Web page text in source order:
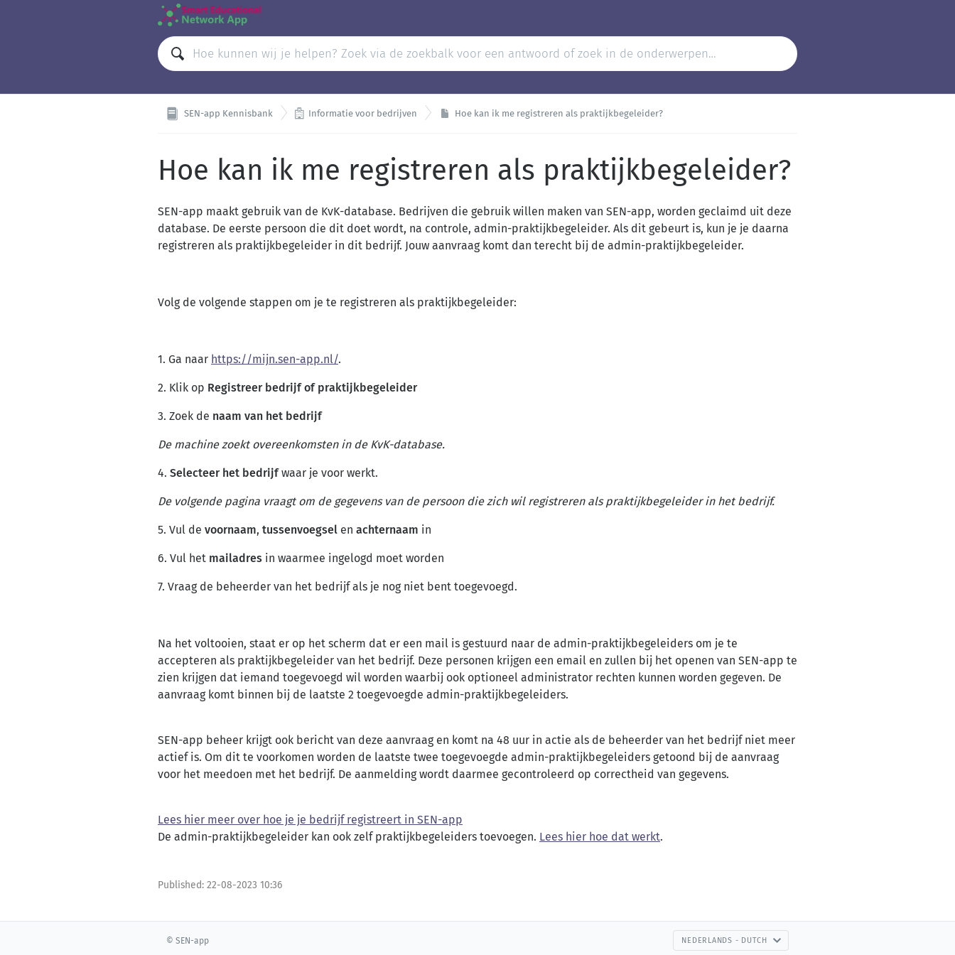
SEN-app Kennisbank  Informatie voor bedrijven Hoe kan ik me registreren als praktijkbegeleider?
Hoe kan ik me registreren als praktijkbegeleider?
SEN-app maakt gebruik van de KvK-database. Bedrijven die gebruik willen maken van SEN-app, worden geclaimd uit deze
database. De eerste persoon die dit doet wordt, na controle, admin-praktijkbegeleider. Als dit gebeurt is, kun je je daarna
registreren als praktijkbegeleider in dit bedrijf. Jouw aanvraag komt dan terecht bij de admin-praktijkbegeleider.
Volg de volgende stappen om je te registreren als praktijkbegeleider:
1. Ga naar https://mijn.sen-app.nl/.
2. Klik op Registreer bedrijf of praktijkbegeleider
3. Zoek de naam van het bedrijf
De machine zoekt overeenkomsten in de KvK-database.
4. Selecteer het bedrijfwaar je voor werkt.
De volgende pagina vraagt om de gegevens van de persoon die zich wil registreren als praktijkbegeleider in het bedrijf.
5. Vul de voornaam, tussenvoegsel en achternaam in
6. Vul het mailadres in waarmee ingelogd moet worden
7. Vraag de beheerder van het bedrijf als je nog niet bent toegevoegd.
Na het voltooien, staat er op het scherm dat er een mail is gestuurd naar de admin-praktijkbegeleiders om je te
accepteren als praktijkbegeleider van het bedrijf. Deze personen krijgen een email en zullen bij het openen van SEN-app te
zien krijgen dat iemand toegevoegd wil worden waarbij ook optioneel administrator rechten kunnen worden gegeven. De
aanvraag komt binnen bij de laatste 2 toegevoegde admin-praktijkbegeleiders.
SEN-app beheer krijgt ook bericht van deze aanvraag en komt na 48 uur in actie als de beheerder van het bedrijf niet meer
actief is. Om dit te voorkomen worden de laatste twee toegevoegde admin-praktijkbegeleiders getoond bij de aanvraag
voor het meedoen met het bedrijf. De aanmelding wordt daarmee gecontroleerd op correctheid van gegevens.
Lees hier meer over hoe je je bedrijf registreert in SEN-app
De admin-praktijkbegeleider kan ook zelf praktijkbegeleiders toevoegen. Lees hier hoe dat werkt.
Published: 22-08-2023 10:36
© SEN-app NEDERLANDS - DUTCH